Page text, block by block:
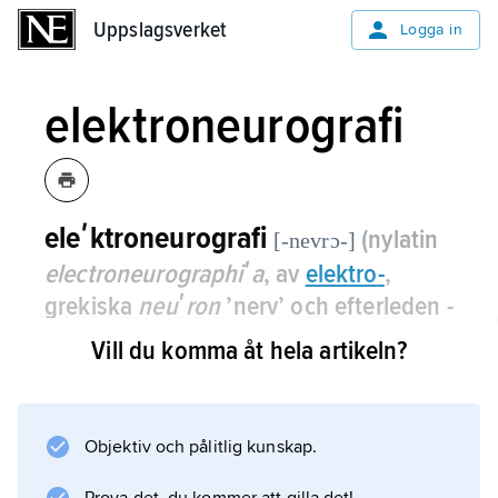
Uppslagsverket Logga in
elektroneurografi
eleʹktroneurografi [-nevrɔ-] (nylatin
electroneurographiʹa, av elektro-,
grekiska neuʹron’nerv’ och efterleden -
graphiʹa’-beskrivning’, av graʹphō
motoriska och sensoriska perifera
nerver.
Vill du komma åt hela artikeln?
Objektiv och pålitlig kunskap.